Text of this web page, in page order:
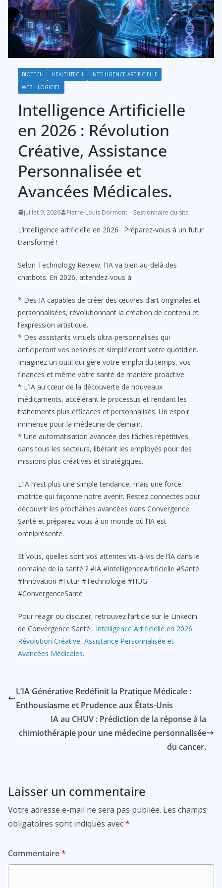
BIOTECH HEALTHTECH
INTELLIGENCE ARTIFICIELLE
WEB – LOGICIEL
Intelligence Artificielle
en 2026 : Révolution
Créative, Assistance
Personnalisée et
Avancées Médicales.
juillet 9, 2026 Pierre-Louis Dormont - Gestionnaire du site
L’intelligence artificielle en 2026 : Préparez-vous à un futur
transformé !
Selon Technology Review, l’IA va bien au-delà des
chatbots. En 2026, attendez-vous à :
* Des IA capables de créer des œuvres d’art originales et
personnalisées, révolutionnant la création de contenu et
l’expression artistique.
* Des assistants virtuels ultra-personnalisés qui
anticiperont vos besoins et simplifieront votre quotidien.
Imaginez un outil qui gère votre emploi du temps, vos
finances et même votre santé de manière proactive.
* L’IA au cœur de la découverte de nouveaux
médicaments, accélérant le processus et rendant les
traitements plus efficaces et personnalisés. Un espoir
immense pour la médecine de demain.
* Une automatisation avancée des tâches répétitives
dans tous les secteurs, libérant les employés pour des
missions plus créatives et stratégiques.
L’IA n’est plus une simple tendance, mais une force
motrice qui façonne notre avenir. Restez connectés pour
découvrir les prochaines avancées dans Convergence
Santé et préparez-vous à un monde où l’IA est
omniprésente.
Et vous, quelles sont vos attentes vis-à-vis de l’IA dans le
domaine de la santé ? #IA #IntelligenceArtificielle #Santé
#Innovation #Futur #Technologie #HUG
#ConvergenceSanté
Pour réagir ou discuter, retrouvez l’article sur le Linkedin
de Convergence Santé : Intelligence Artificielle en 2026 :
Révolution Créative, Assistance Personnalisée et
Avancées Médicales.
L’IA Générative Redéfinit la Pratique Médicale :
Enthousiasme et Prudence aux États-Unis
IA au CHUV : Prédiction de la réponse à la
chimiothérapie pour une médecine personnalisée
du cancer.
Laisser un commentaire
Votre adresse e-mail ne sera pas publiée. Les champs
obligatoires sont indiqués avec*
Commentaire*